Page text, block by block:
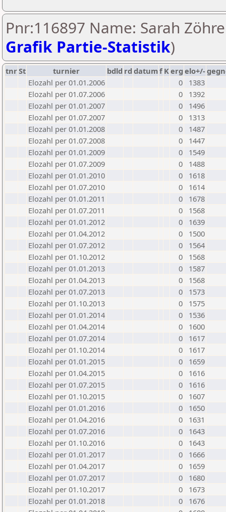
Pnr:116897 Name: Sarah
Grafik Partie-Statistik)
tnrSt turnier bdld rd datumf Kerg elo+/-
Elozahl per 01.01.2006
0
1383
Elozahl per 01.07.2006
0
1392
Elozahl per 01.01.2007
0
1496
Elozahl per 01.07.2007
0
1313
Elozahl per 01.01.2008
0
1487
Elozahl per 01.07.2008
0
1447
Elozahl per 01.01.2009
0
1549
Elozahl per 01.07.2009
0
1488
Elozahl per 01.01.2010
0
1618
Elozahl per 01.07.2010
0
1614
Elozahl per 01.01.2011
0
1678
Elozahl per 01.07.2011
0
1568
Elozahl per 01.01.2012
0
1639
Elozahl per 01.04.2012
0
1500
Elozahl per 01.07.2012
0
1564
Elozahl per 01.10.2012
0
1568
Elozahl per 01.01.2013
0
1587
Elozahl per 01.04.2013
0
1568
Elozahl per 01.07.2013
0
1573
Elozahl per 01.10.2013
0
1575
Elozahl per 01.01.2014
0
1536
Elozahl per 01.04.2014
0
1600
Elozahl per 01.07.2014
0
1617
Elozahl per 01.10.2014
0
1617
Elozahl per 01.01.2015
0
1659
Elozahl per 01.04.2015
0
1616
Elozahl per 01.07.2015
0
1616
Elozahl per 01.10.2015
0
1607
Elozahl per 01.01.2016
0
1650
Elozahl per 01.04.2016
0
1631
Elozahl per 01.07.2016
0
1643
Elozahl per 01.10.2016
0
1643
Elozahl per 01.01.2017
0
1666
Elozahl per 01.04.2017
0
1659
Elozahl per 01.07.2017
0
1680
Elozahl per 01.10.2017
0
1673
Elozahl per 01.01.2018
0
1676